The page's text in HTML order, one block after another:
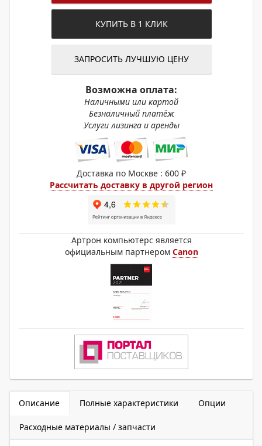
КУПИТЬ В 1 КЛИК
ЗАПРОСИТЬ ЛУЧШУЮ ЦЕНУ
Возможна оплата:
Наличными или картой
Безналичный платёж
Услуги лизинга и аренды
Доставка по Москве : 600 ₽
Рассчитать доставку в другой регион
Артрон компьютерс является
официальным партнером Canon
Описание Полные характеристики Опции
Расходные материалы / запчасти